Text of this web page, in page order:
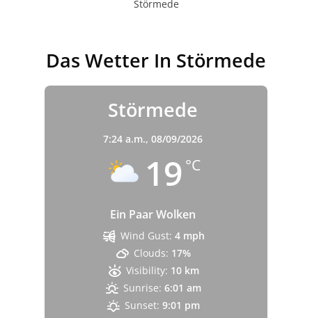
Störmede
Das Wetter In Störmede
Störmede
7:24 a.m., 08/09/2026
19 °C
Ein Paar Wolken
Wind Gust: 4 mph
Clouds: 17%
Visibility: 10 km
Sunrise: 6:01 am
Sunset: 9:01 pm